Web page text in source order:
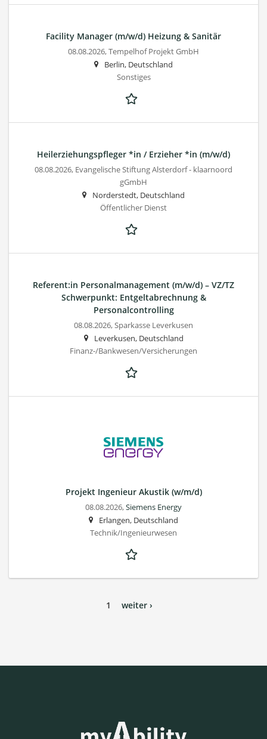
Facility Manager (m/w/d) Heizung & Sanitär
08.08.2026,Tempelhof Projekt GmbH
Berlin, Deutschland
Sonstiges
Heilerziehungspfleger *in / Erzieher *in (m/w/d)
08.08.2026, Evangelische Stiftung Alsterdorf - klaarnoord
gGmbH
Norderstedt, Deutschland
Öffentlicher Dienst
Referent:in Personalmanagement (m/w/d) – VZ/TZ
Schwerpunkt: Entgeltabrechnung &
Personalcontrolling
08.08.2026,Sparkasse Leverkusen
Leverkusen, Deutschland
Finanz-/Bankwesen/Versicherungen
Projekt Ingenieur Akustik (w/m/d)
08.08.2026,Siemens Energy
Erlangen, Deutschland
Technik/Ingenieurwesen
1 weiter ›